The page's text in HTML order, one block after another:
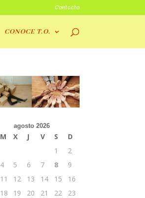
Contacto
CONOCE T.O.
agosto 2026
M X J V S
D
1
2
4 5 6 7 8
9
11 12 13 14 15
16
18 19 20 21 22
23